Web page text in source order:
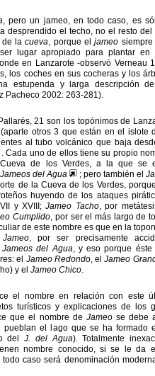
, pero un jameo, en todo caso, es
desprendido el techo, no el resto del
de lacueva, porque eljameo siempre
lugar apropiado para plantar
en Lanzarote -observó Verneau
los coches en sus cocheras y los
estupenda y larga descripción
Pacheco 2002: 263-281).
21 son los topónimos de
otros 3 que están en el islote
al tubo volcánico que baja
Cada uno de ellos tiene su propio
de los Verdes, a la que se
Jameos del Agua ; pero también el
de la Cueva de los Verdes,
huyendo de los ataques
y XVIII;Jameo Tacho, por
Cumplido, por ser el más largo de
de este nombre es que en la
Jameo, por ser precisamente
Jameos del Agua, y eso porque éste
el Jameo Redondo, elJameo
y el Jameo Chico.
el nombre en relación con este
turísticos y explicaciones de los
que el nombre de Jameose debe
pueblan el lago que se ha formado
delJ. del Agua). Totalmente
nombre conocido, si se le da
caso será denominación